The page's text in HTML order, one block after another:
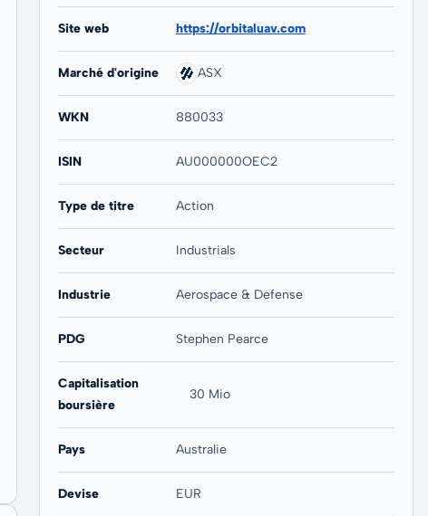
20 ans
Site web https://orbitaluav.com
Marché d'origine ASX
WKN 880033
ISIN AU000000OEC2
Type de titre Action
Secteur Industrials
Industrie Aerospace & Defense
PDG Stephen Pearce
Capitalisation
boursière
30 Mio
Pays Australie
Devise EUR